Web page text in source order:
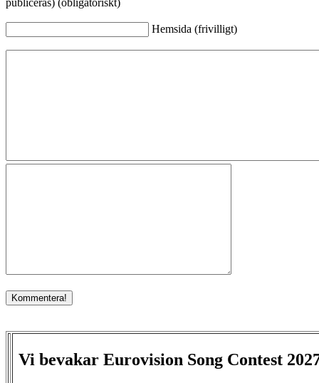
Hemsida (frivilligt)
Vi bevakar Eurovision Song Contest